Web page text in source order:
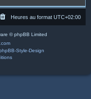
Heures au format UTC+02:00
© phpBB Limited
Style-Design